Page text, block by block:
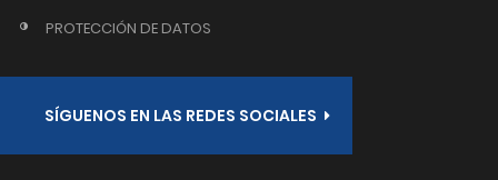
PROTECCIÓN DE DATOS
SÍGUENOS EN LAS REDES SOCIALES